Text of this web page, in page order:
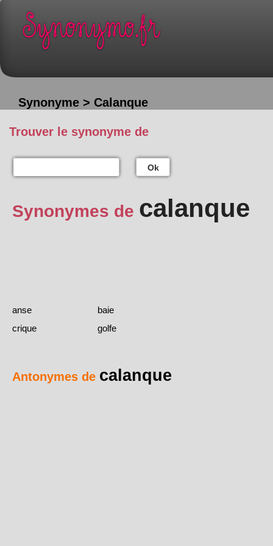
Synonyme > Calanque
Trouver le synonyme de
Ok
Synonymes de calanque
anse
baie
crique
golfe
Antonymes de calanque